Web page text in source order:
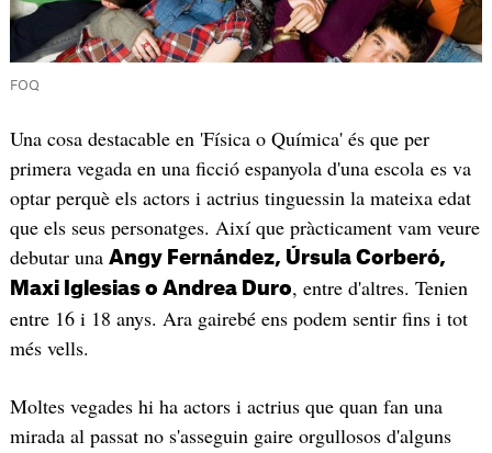
FOQ
Una cosa destacable en 'Física o Química' és que per
primera vegada en una ficció espanyola d'una escola es va
optar perquè els actors i actrius tinguessin la mateixa edat
que els seus personatges. Així que pràcticament vam veure
debutar una Angy Fernández, Úrsula Corberó,
Maxi Iglesias o Andrea Duro, entre d'altres. Tenien
entre 16 i 18 anys. Ara gairebé ens podem sentir fins i tot
més vells.
Moltes vegades hi ha actors i actrius que quan fan una
mirada al passat no s'asseguin gaire orgullosos d'alguns